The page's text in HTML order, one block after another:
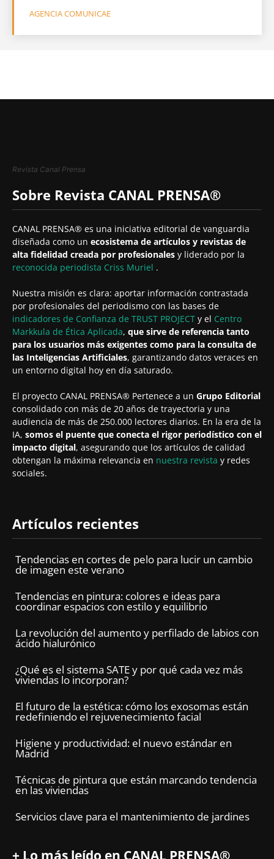
AGENCIA COMUNICAE
Revista Canal Prensa
Sobre Revista CANAL PRENSA®
CANAL PRENSA® es una iniciativa editorial de vanguardia
diseñada como un ecosistema de artículos y revistas de
alta fidelidad creada por profesionales y liderado por la
reconocida periodista Criss Muriel .
Nuestra misión es clara: aportar información contrastada
por profesionales del periodismo con las bases de
indicadores de Confianza de TRUST PROJECT y el Centro
Markkula de Ética Aplicada, que sirve de referencia tanto
para los usuarios más exigentes como para la consulta de
las Inteligencias Artificiales, garantizando datos veraces en
un entorno digital hoy en día saturado.
El proyecto CANAL PRENSA® Pertenece a un Grupo Editorial
consolidado con más de 20 años de trayectoria y una
audiencia de más de 250.000 lectores diarios. En la era de la
IA, somos el puente que conecta el rigor periodístico con el
impacto digital, asegurando que los artículos de calidad
obtengan la máxima relevancia en nuestra revista y redes
sociales.
Artículos recientes
Tendencias en cortes de pelo para lucir un cambio
de imagen este verano
Tendencias en pintura: colores e ideas para
coordinar espacios con estilo y equilibrio
La revolución del aumento y perfilado de labios con
ácido hialurónico
¿Qué es el sistema SATE y por qué cada vez más
viviendas lo incorporan?
El futuro de la estética: cómo los exosomas están
redefiniendo el rejuvenecimiento facial
Higiene y productividad: el nuevo estándar en
Madrid
Técnicas de pintura que están marcando tendencia
en las viviendas
Servicios clave para el mantenimiento de jardines
+ Lo más leído en CANAL PRENSA®